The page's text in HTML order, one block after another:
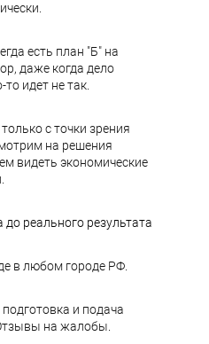
есть план "Б" на
даже когда дело
то идет не так.
с точки зрения
на решения
видеть экономические
реального результата
в любом городе РФ.
и подача
на жалобы